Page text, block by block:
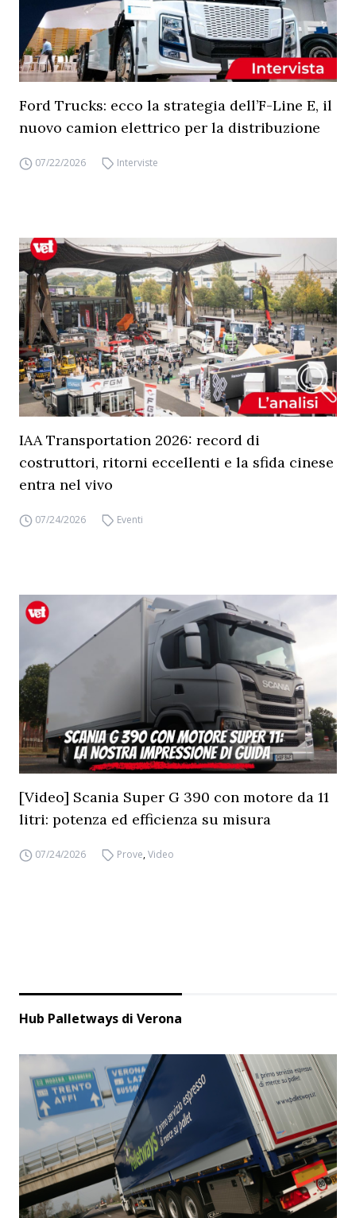
Ford Trucks: ecco la strategia dell’F-Line E, il
nuovo camion elettrico per la distribuzione
07/22/2026 Interviste
IAA Transportation 2026: record di
costruttori, ritorni eccellenti e la sfida cinese
entra nel vivo
07/24/2026 Eventi
[Video] Scania Super G 390 con motore da 11
litri: potenza ed efficienza su misura
07/24/2026 Prove,Video
Hub Palletways di Verona